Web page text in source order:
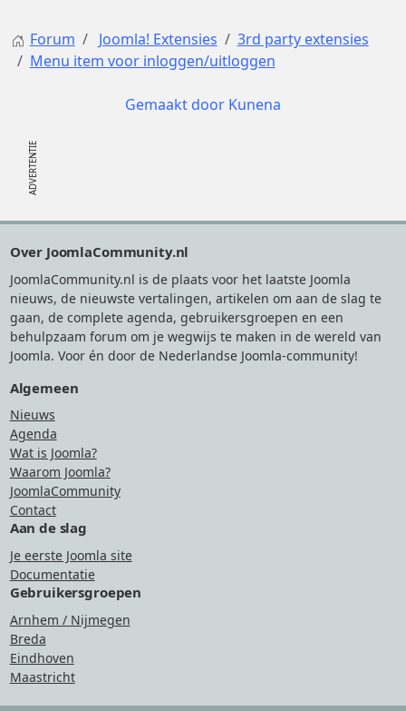
Forum Joomla! Extensies
3rd party extensies
Menu item voor inloggen/uitloggen
Gemaakt door Kunena
Over JoomlaCommunity.nl
JoomlaCommunity.nl is de plaats voor het laatste Joomla
nieuws, de nieuwste vertalingen, artikelen om aan de slag te
gaan, de complete agenda, gebruikersgroepen en een
behulpzaam forum om je wegwijs te maken in de wereld van
Joomla. Voor én door de Nederlandse Joomla-community!
Algemeen
Nieuws
Agenda
Wat is Joomla?
Waarom Joomla?
JoomlaCommunity
Contact
Aan de slag
Je eerste Joomla site
Documentatie
Gebruikersgroepen
Arnhem / Nijmegen
Breda
Eindhoven
Maastricht